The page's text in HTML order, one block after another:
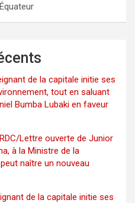
de la capitale initie ses
tout en saluant
Bumba Lubaki en faveur
RDC/Lettre ouverte de Junior
à la Ministre de la
naître un nouveau
de la capitale initie ses